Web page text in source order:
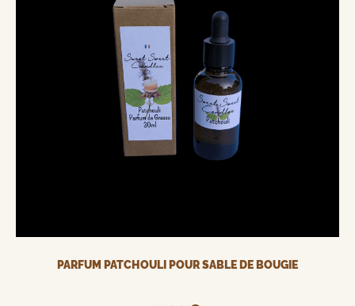
PARFUM PATCHOULI POUR SABLE DE BOUGIE